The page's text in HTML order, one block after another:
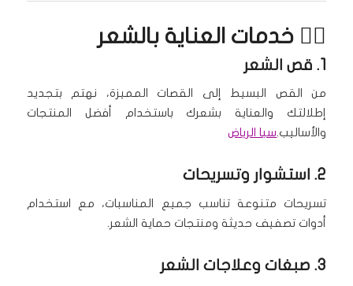
💇‍♀️ خدمات العناية بالشعر
1. قص الشعر
من القص البسيط إلى القصات المميزة، نهتم بتجديد
إطلالتك والعناية بشعرك باستخدام أفضل المنتجات
والأساليب.سبا الرياض
2. استشوار وتسريحات
تسريحات متنوعة تناسب جميع المناسبات، مع استخدام
أدوات تصفيف حديثة ومنتجات حماية الشعر.
3. صبغات وعلاجات الشعر